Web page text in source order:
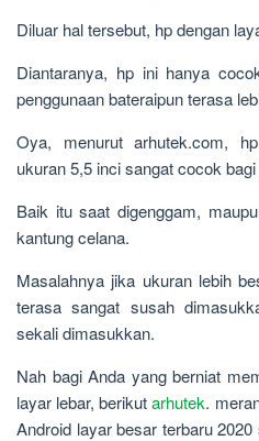
Diluar hal tersebut, hp dengan
Diantaranya, hp ini hanya
penggunaan bateraipun terasa
Oya, menurut arhutek.com,
ukuran 5,5 inci sangat cocok
Baik itu saat digenggam,
kantung celana.
Masalahnya jika ukuran lebih
terasa sangat susah
sekali dimasukkan.
Nah bagi Anda yang berniat
layar lebar, berikutarhutek.
Android layar besar terbaru